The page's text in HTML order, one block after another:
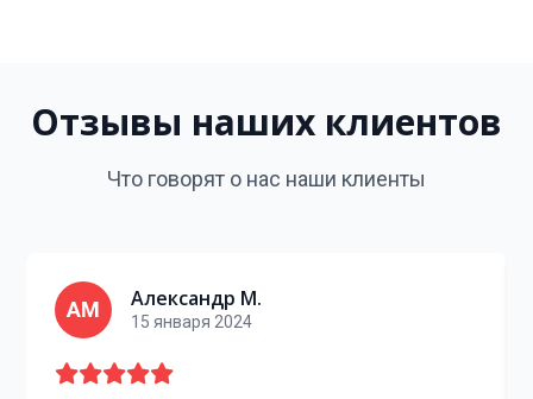
Отзывы наших клиентов
Что говорят о нас наши клиенты
АМ Александр М.
15 января 2024